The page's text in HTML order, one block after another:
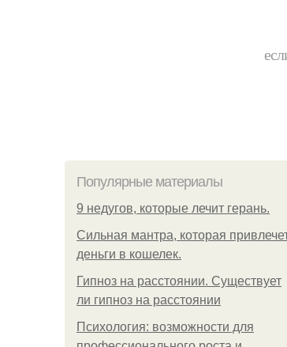
Популярные материалы
9 недугов, которые лечит герань.
Сильная мантра, которая
деньги в кошелек.
Гипноз на расстоянии. Существует
ли гипноз на расстоянии
Психология: возможности для